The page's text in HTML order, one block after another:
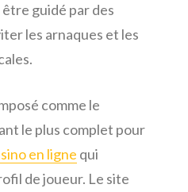
être guidé par des
les arnaques et les
comme le
le plus complet pour
en ligne qui
de joueur. Le site